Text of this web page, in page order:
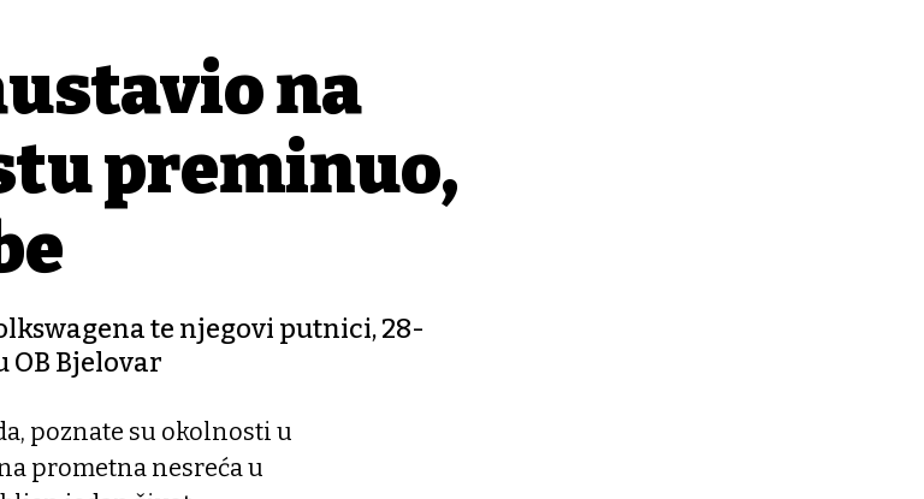
na
preminuo,
te njegovi putnici, 28-
OB Bjelovar
poznate su okolnosti u
prometna nesreća u